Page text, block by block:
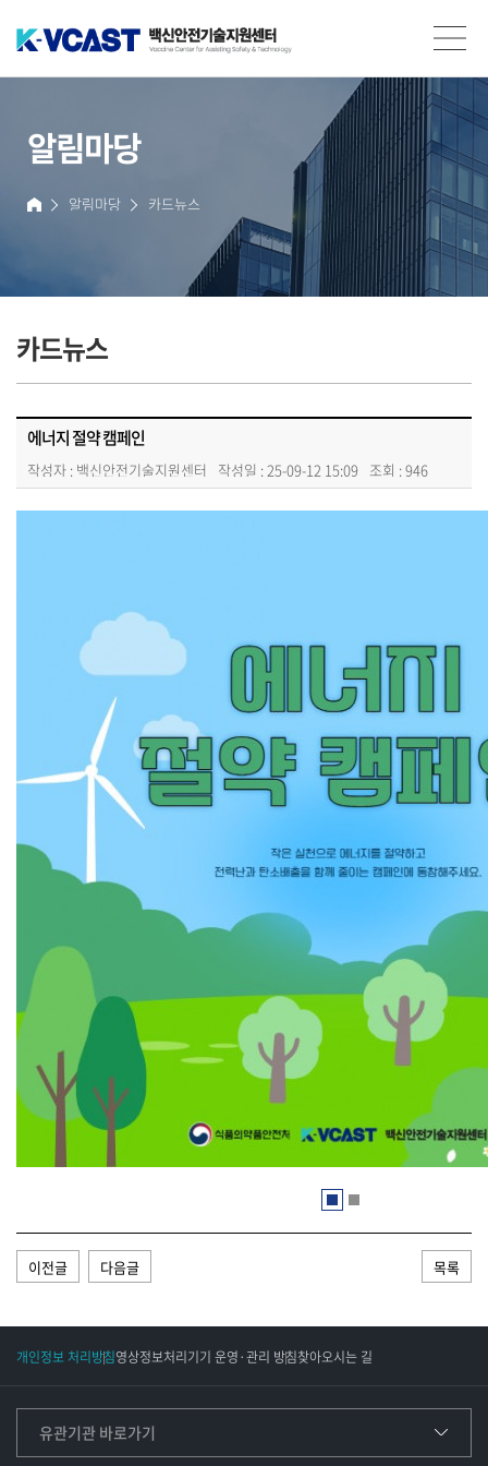
백신안전기술지원센터(K-VCAST)
알림마당
홈 알림마당 카드뉴스
카드뉴스
에너지 절약 캠페인
작성자 : 백신안전기술지원센터 작성일 : 25-09-12 15:09 조회 : 946
청렴세상
냉방기기 적정 사용:
에어컨은 26도 이상 설정, 사용 안 할 땐 전원 끄기, 선풍기·서큘레이터 함께
조명 절전:
낮엔 자연광 사용, 빈 공간은 조명 OFF, LED 교체로 전기 절감
대기전력 차단:
안 쓰는 기기 플러그 뽑기, 멀티탭 OFF로 대기전력 절감
함께 실천하기:
이전글 다음글 목록
개인정보 처리방침영상정보처리기기 운영·관리 방침찾아오시는 길
유관기관 바로가기